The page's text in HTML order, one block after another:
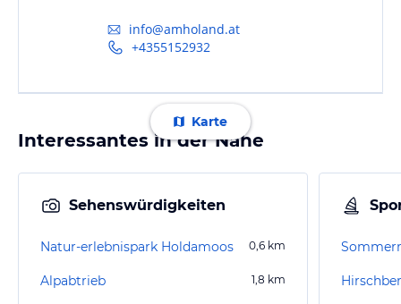
info@amholand.at
+4355152932
Karte
Interessantes in der Nähe
Sehenswürdigkeiten
Natur-erlebnispark Holdamoos 0,6 km
Alpabtrieb 1,8 km